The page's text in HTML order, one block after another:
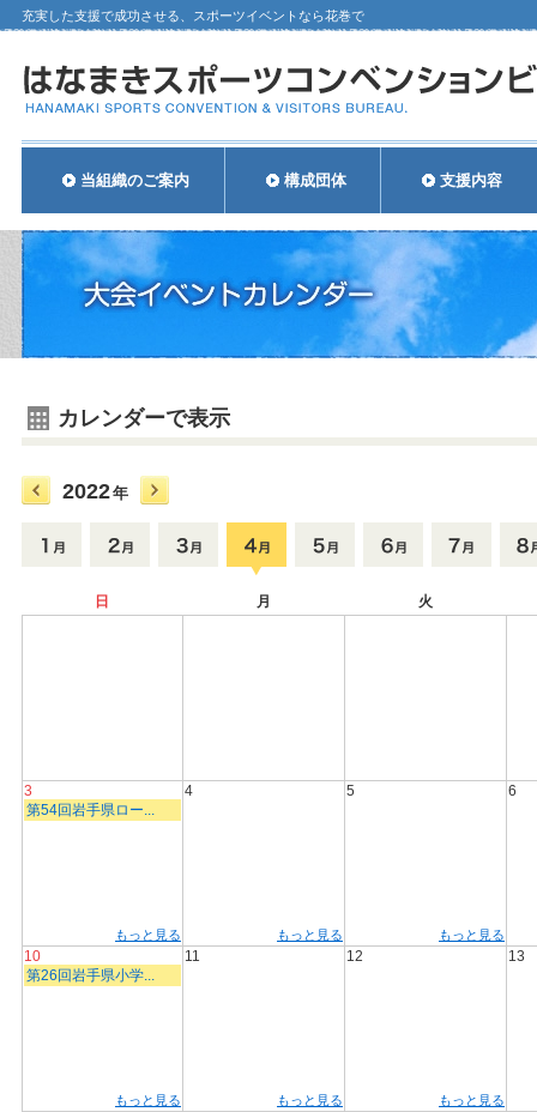
充実した支援で成功させる、スポーツイベントなら花巻で
当組織のご案内 構成団体 支援内容
カレンダーで表示
2022年
日 月 火
3
第54回岩手県ロー...
もっと見る
4
もっと見る
5
もっと見る
6
10
第26回岩手県小学...
もっと見る
11
もっと見る
12
もっと見る
13